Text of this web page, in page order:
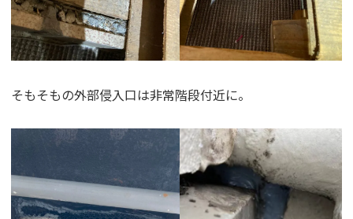
そもそもの外部侵入口は非常階段付近に。